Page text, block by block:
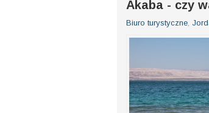
najwyższego
Jedziemy na
Biuro turystyczne,